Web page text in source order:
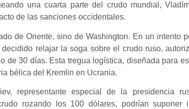
una cuarta parte del crudo mundial,
de las sanciones occidentales.
de Oriente, sino de Washington. En un intento
relajar la soga sobre el crudo ruso,
de 30 días. Esta tregua logística, diseñada para
bélica del Kremlin en Ucrania.
representante especial de la presidencia
rozando los 100 dólares, podrían suponer